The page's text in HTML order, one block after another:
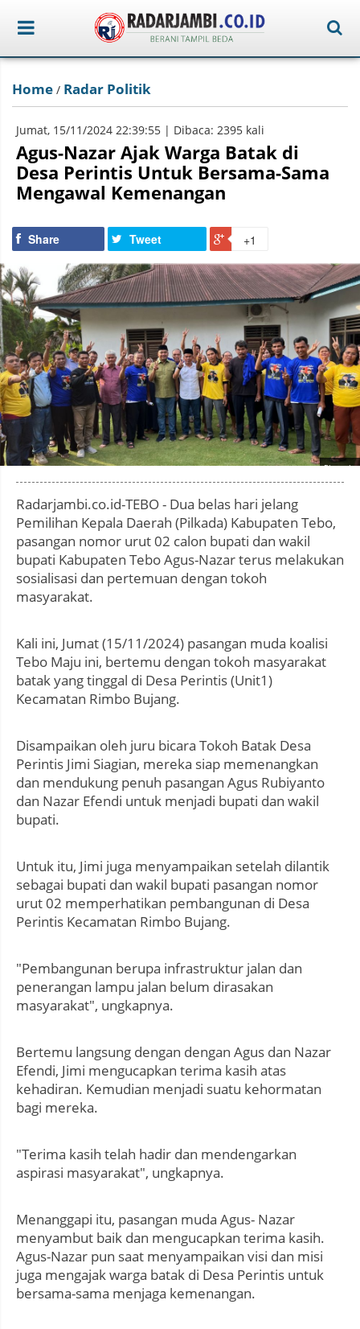
Home / Radar Politik
Jumat, 15/11/2024 22:39:55 | Dibaca: 2395 kali
Agus-Nazar Ajak Warga Batak di
Desa Perintis Untuk Bersama-Sama
Mengawal Kemenangan
Share Tweet +1
Photo by
Radarjambi.co.id-TEBO - Dua belas hari jelang
Pemilihan Kepala Daerah (Pilkada) Kabupaten Tebo,
pasangan nomor urut 02 calon bupati dan wakil
bupati Kabupaten Tebo Agus-Nazar terus melakukan
sosialisasi dan pertemuan dengan tokoh
masyarakat.
Kali ini, Jumat (15/11/2024) pasangan muda koalisi
Tebo Maju ini, bertemu dengan tokoh masyarakat
batak yang tinggal di Desa Perintis (Unit1)
Kecamatan Rimbo Bujang.
Disampaikan oleh juru bicara Tokoh Batak Desa
Perintis Jimi Siagian, mereka siap memenangkan
dan mendukung penuh pasangan Agus Rubiyanto
dan Nazar Efendi untuk menjadi bupati dan wakil
bupati.
Untuk itu, Jimi juga menyampaikan setelah dilantik
sebagai bupati dan wakil bupati pasangan nomor
urut 02 memperhatikan pembangunan di Desa
Perintis Kecamatan Rimbo Bujang.
"Pembangunan berupa infrastruktur jalan dan
penerangan lampu jalan belum dirasakan
masyarakat", ungkapnya.
Bertemu langsung dengan dengan Agus dan Nazar
Efendi, Jimi mengucapkan terima kasih atas
kehadiran. Kemudian menjadi suatu kehormatan
bagi mereka.
"Terima kasih telah hadir dan mendengarkan
aspirasi masyarakat", ungkapnya.
Menanggapi itu, pasangan muda Agus- Nazar
menyambut baik dan mengucapkan terima kasih.
Agus-Nazar pun saat menyampaikan visi dan misi
juga mengajak warga batak di Desa Perintis untuk
bersama-sama menjaga kemenangan.